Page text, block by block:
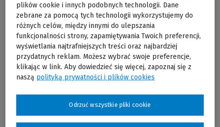
Regulacje o schematach podatkowych narzuciły spółkom,
księgowym i prawnikom szereg nowych obowiązków
informacyjnych. Niedługo mija kolejny termin na przekazanie
MDR – tym razem poprzez plik MDR-3. Zanim termin upłynie,
podatnicy powinni upewnić się, czy na pewno ten obowiązek
z zakresu schematów podatkowych ich nie dotyczy.
Weź udział w bezpłatnym webinarze prowadzonym przez
ekspertów z firmy doradczej Olesiński i Wspólnicy i dowiedz się:
kogo dotyczy obowiązek raportowania MDR-3?
co należy rozumieć poprzez wykonanie jakichkolwiek
plików cookie i innych podobnych technologii. Dane
zebrane za pomocą tych technologii wykorzystujemy do
różnych celów, między innymi do ulepszania
funkcjonalności strony, zapamiętywania Twoich preferencji,
wyświetlania najtrafniejszych treści oraz najbardziej
przydatnych reklam. Możesz wybrać swoje preferencje,
klikając w link. Aby dowiedzieć się więcej, zapoznaj się z
naszą polityką prywatności i plików cookies
Odrzuć wszystkie pliki cookie